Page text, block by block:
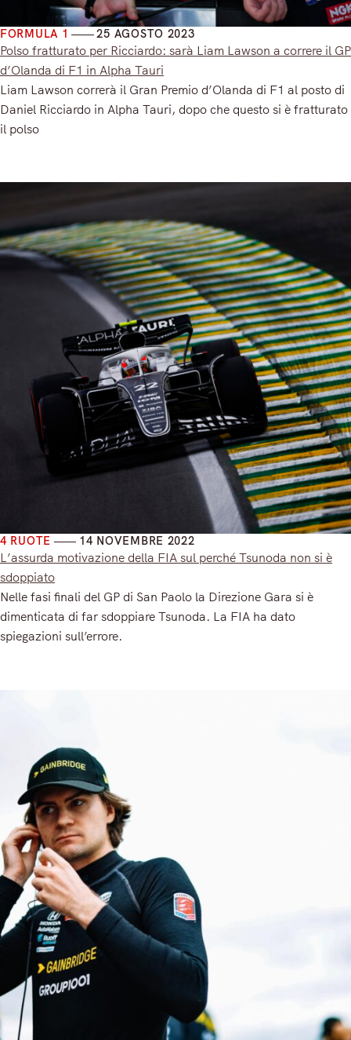
FORMULA 1 25 AGOSTO 2023
Polso fratturato per Ricciardo: sarà Liam Lawson a correre il GP
d’Olanda di F1 in Alpha Tauri
Liam Lawson correrà il Gran Premio d’Olanda di F1 al posto di
Daniel Ricciardo in Alpha Tauri, dopo che questo si è fratturato
il polso
4 RUOTE 14 NOVEMBRE 2022
L’assurda motivazione della FIA sul perché Tsunoda non si è
sdoppiato
Nelle fasi finali del GP di San Paolo la Direzione Gara si è
dimenticata di far sdoppiare Tsunoda. La FIA ha dato
spiegazioni sull’errore.